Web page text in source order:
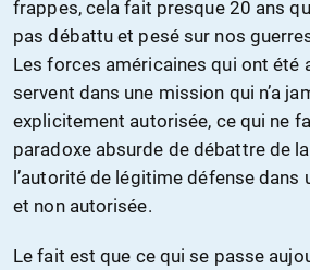
frappes, cela fait presque 20 ans
pas débattu et pesé sur nos
Les forces américaines qui ont été
servent dans une mission qui n’a
explicitement autorisée, ce qui ne
paradoxe absurde de débattre de
l’autorité de légitime défense dans
et non autorisée.
Le fait est que ce qui se passe